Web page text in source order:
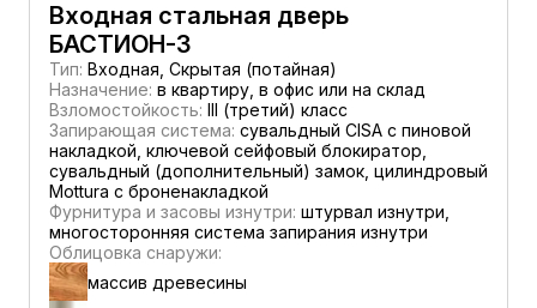
Входная стальная дверь
БАСТИОН-3
Тип: Входная, Скрытая (потайная)
Назначение: в квартиру, в офис или на склад
Взломостойкость: III (третий) класс
Запирающая система: сувальдный CISA c пиновой
накладкой, ключевой сейфовый блокиратор,
сувальдный (дополнительный) замок, цилиндровый
Mottura с броненакладкой
Фурнитура и засовы изнутри: штурвал изнутри,
многосторонняя система запирания изнутри
Облицовка снаружи:
массив древесины